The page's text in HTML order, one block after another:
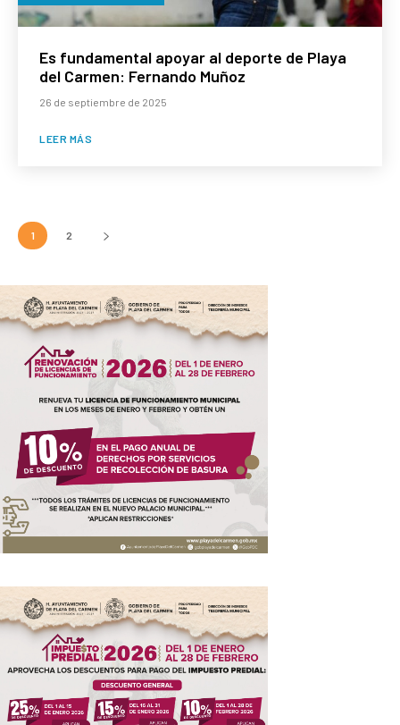
Es fundamental apoyar al deporte de Playa
del Carmen: Fernando Muñoz
26 de septiembre de 2025
LEER MÁS
1 2